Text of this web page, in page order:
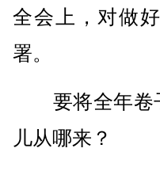
全会上，对做
署。
要将全年卷
儿从哪来？